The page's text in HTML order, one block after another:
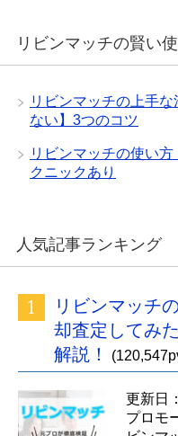
リビンマッチの賢い
リビンマッチの上手
ない】3つのコツ
リビンマッチの使い
クニックあり
人気記事ランキング
リビンマッチ
却査定してみ
解説！
更新日
プロモ